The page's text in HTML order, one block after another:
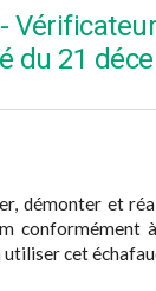
du 21
démonter et
conformément
cet